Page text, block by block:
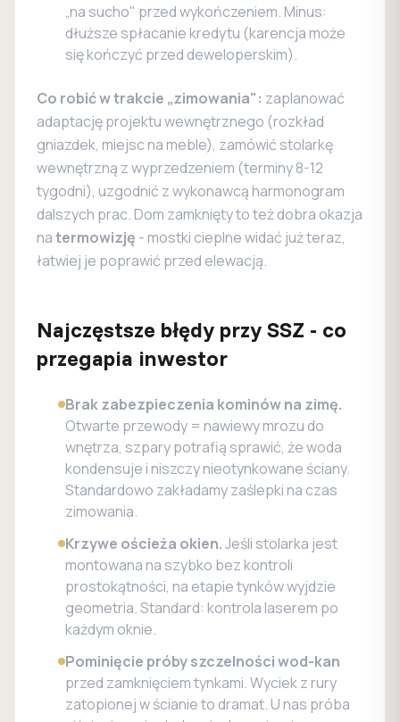
„na sucho" przed wykończeniem. Minus:
dłuższe spłacanie kredytu (karencja może
się kończyć przed deweloperskim).
Co robić w trakcie „zimowania": zaplanować
adaptację projektu wewnętrznego (rozkład
gniazdek, miejsc na meble), zamówić stolarkę
wewnętrzną z wyprzedzeniem (terminy 8-12
tygodni), uzgodnić z wykonawcą harmonogram
dalszych prac. Dom zamknięty to też dobra okazja
natermowizję - mostki cieplne widać już teraz,
łatwiej je poprawić przed elewacją.
Najczęstsze błędy przy SSZ - co
przegapia inwestor
Brak zabezpieczenia kominów na zimę.
Otwarte przewody = nawiewy mrozu do
wnętrza, szpary potrafią sprawić, że woda
kondensuje i niszczy nieotynkowane ściany.
Standardowo zakładamy zaślepki na czas
zimowania.
Krzywe ościeża okien.Jeśli stolarka jest
montowana na szybko bez kontroli
prostokątności, na etapie tynków wyjdzie
geometria. Standard: kontrola laserem po
każdym oknie.
Pominięcie próby szczelności wod-kan
przed zamknięciem tynkami. Wyciek z rury
zatopionej w ścianie to dramat. U nas próba